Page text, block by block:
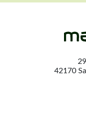
42170